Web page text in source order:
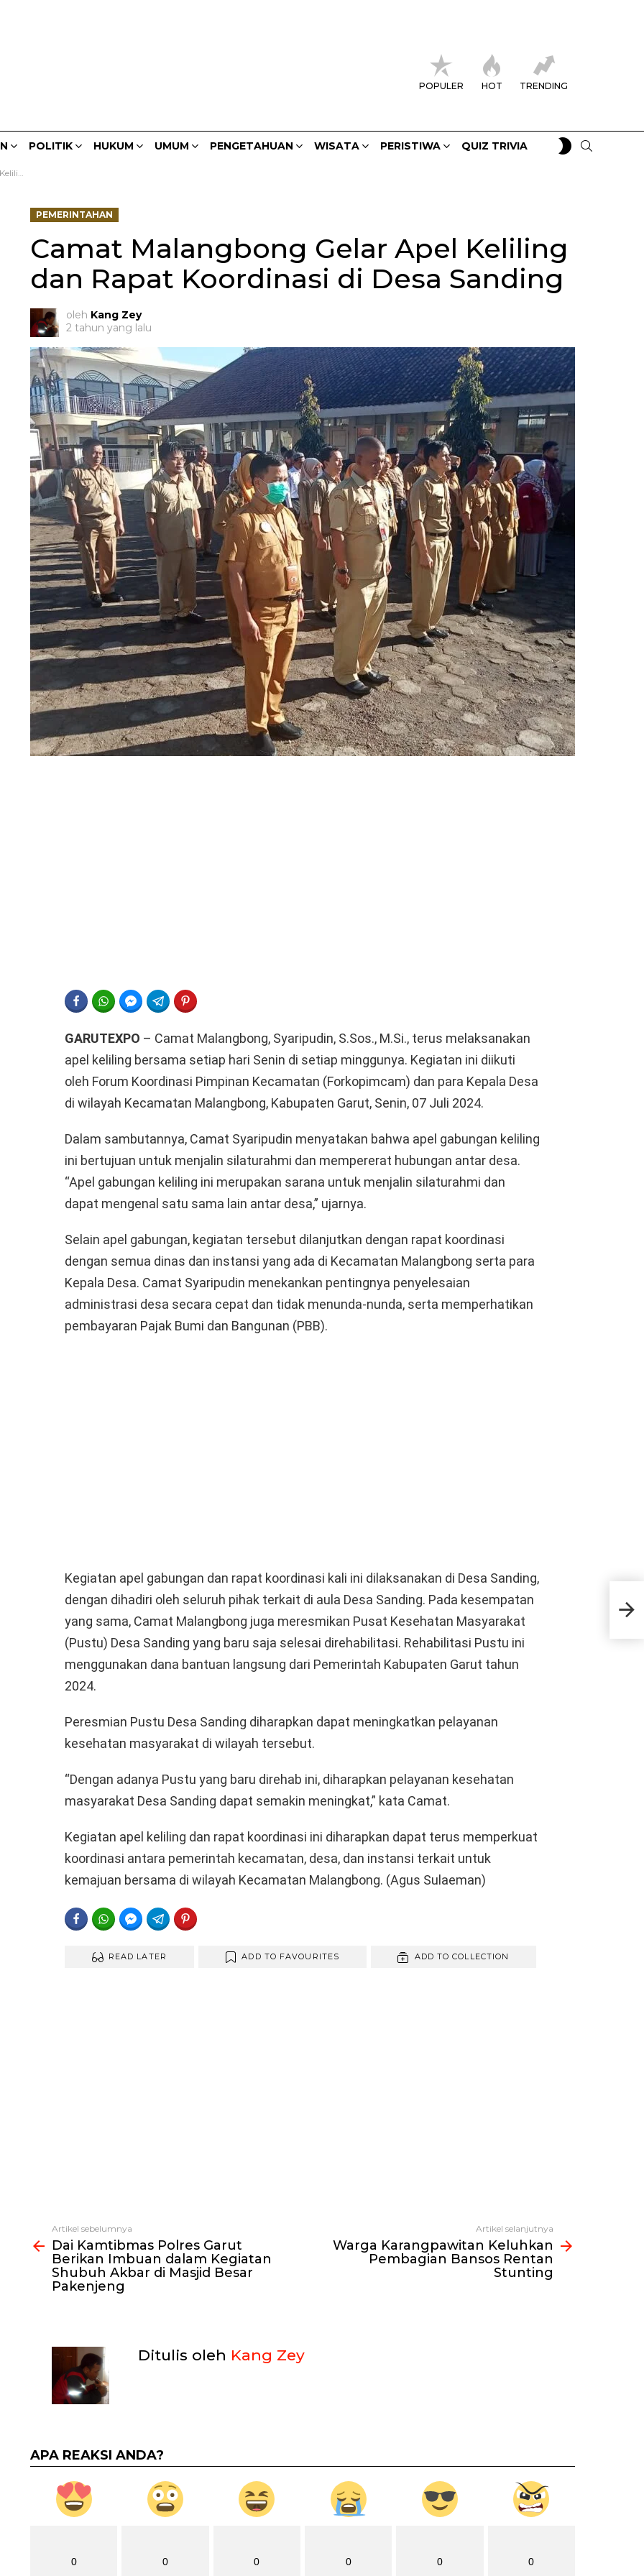
POPULER HOT TRENDING
POLITIK HUKUM UMUM PENGETAHUAN WISATA PERISTIWA QUIZ TRIVIA
SWITCH
SKIN
PEMERINTAHAN
Camat Malangbong Gelar Apel Keliling
dan Rapat Koordinasi di Desa Sanding
oleh Kang Zey
2 tahun yang lalu
FACEBOOKWHATSAPPFACEBOOK MESSENGER
TELEGRAM
GARUTEXPO – Camat Malangbong, Syaripudin, S.Sos., M.Si., terus melaksanakan
apel keliling bersama setiap hari Senin di setiap minggunya. Kegiatan ini diikuti
oleh Forum Koordinasi Pimpinan Kecamatan (Forkopimcam) dan para Kepala Desa
di wilayah Kecamatan Malangbong, Kabupaten Garut, Senin, 07 Juli 2024.
Dalam sambutannya, Camat Syaripudin menyatakan bahwa apel gabungan keliling
ini bertujuan untuk menjalin silaturahmi dan mempererat hubungan antar desa.
“Apel gabungan keliling ini merupakan sarana untuk menjalin silaturahmi dan
dapat mengenal satu sama lain antar desa,” ujarnya.
Selain apel gabungan, kegiatan tersebut dilanjutkan dengan rapat koordinasi
dengan semua dinas dan instansi yang ada di Kecamatan Malangbong serta para
Kepala Desa. Camat Syaripudin menekankan pentingnya penyelesaian
administrasi desa secara cepat dan tidak menunda-nunda, serta memperhatikan
pembayaran Pajak Bumi dan Bangunan (PBB).
Kegiatan apel gabungan dan rapat koordinasi kali ini dilaksanakan di Desa Sanding,
dengan dihadiri oleh seluruh pihak terkait di aula Desa Sanding. Pada kesempatan
yang sama, Camat Malangbong juga meresmikan Pusat Kesehatan Masyarakat
(Pustu) Desa Sanding yang baru saja selesai direhabilitasi. Rehabilitasi Pustu ini
menggunakan dana bantuan langsung dari Pemerintah Kabupaten Garut tahun
2024.
Peresmian Pustu Desa Sanding diharapkan dapat meningkatkan pelayanan
kesehatan masyarakat di wilayah tersebut.
“Dengan adanya Pustu yang baru direhab ini, diharapkan pelayanan kesehatan
masyarakat Desa Sanding dapat semakin meningkat,” kata Camat.
Kegiatan apel keliling dan rapat koordinasi ini diharapkan dapat terus memperkuat
koordinasi antara pemerintah kecamatan, desa, dan instansi terkait untuk
kemajuan bersama di wilayah Kecamatan Malangbong. (Agus Sulaeman)
FACEBOOKWHATSAPPFACEBOOK MESSENGER
TELEGRAM
READ LATER ADD TO FAVOURITES ADD TO COLLECTION
Lihat
selengkapnya
Artikel sebelumnya
Dai Kamtibmas Polres Garut
Berikan Imbuan dalam Kegiatan
Shubuh Akbar di Masjid Besar
Pakenjeng
Artikel selanjutnya
Warga Karangpawitan Keluhkan
Pembagian Bansos Rentan
Stunting
Ditulis oleh Kang Zey
APA REAKSI ANDA?
0 0 0 0 0 0